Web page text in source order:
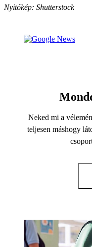
Nyitókép: Shutterstock
Neked mi a
teljesen máshogy